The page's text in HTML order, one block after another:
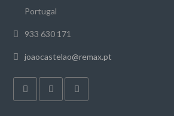
Portugal
933 630 171
joaocastelao@remax.pt